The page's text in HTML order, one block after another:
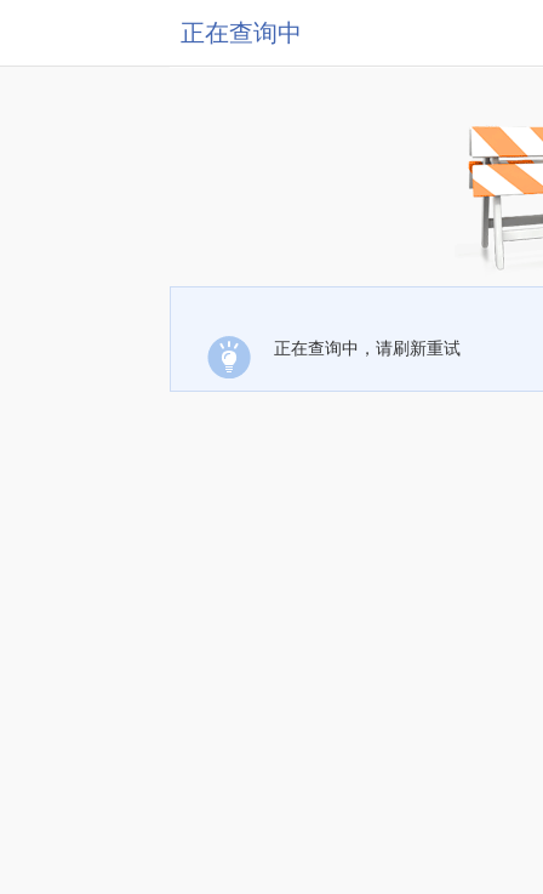
正在查询中
正在查询中，请刷新重试